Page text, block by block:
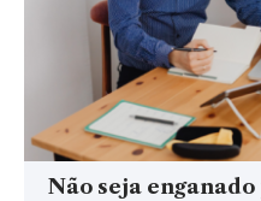
Não seja